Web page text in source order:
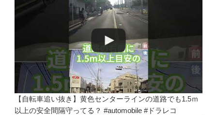
【自転車追い抜き】黄色センターラインの道路でも1.5ｍ
以上の安全間隔守ってる？ #automobile #ドラレコ